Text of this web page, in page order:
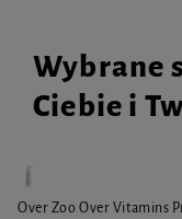
Wybrane
Ciebie i
Over Zoo Over Vitamins